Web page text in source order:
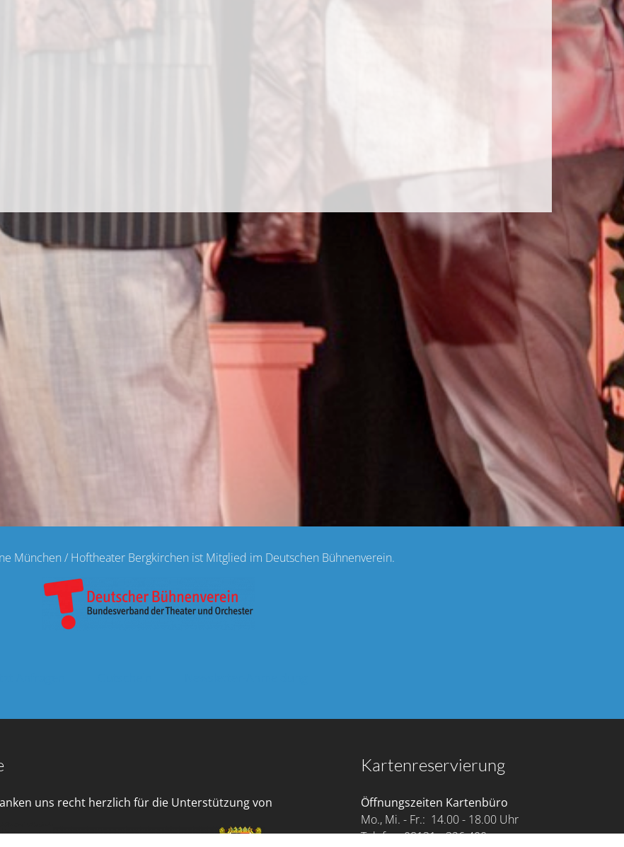
München / Hoftheater Bergkirchen ist Mitglied im Deutschen Bühnenverein.
uns recht herzlich für die Unterstützung von
Kartenreservierung
Öffnungszeiten Kartenbüro
Mo., Mi. - Fr.: 14.00 - 18.00 Uhr
Telefon: 08131 • 326 400